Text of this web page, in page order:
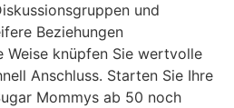
und
Beziehungen
Weise knüpfen Sie wertvolle
Anschluss. Starten Sie Ihre
Mommys ab 50 noch